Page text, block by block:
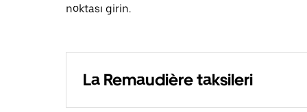
noktası girin.
La Remaudière taksileri